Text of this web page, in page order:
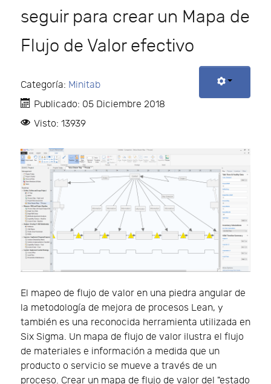
seguir para crear un Mapa de
Flujo de Valor efectivo
Categoría: Minitab
Publicado: 05 Diciembre 2018
Visto: 13939
El mapeo de flujo de valor en una piedra angular de
la metodología de mejora de procesos Lean, y
también es una reconocida herramienta utilizada en
Six Sigma. Un mapa de flujo de valor ilustra el flujo
de materiales e información a medida que un
producto o servicio se mueve a través de un
proceso. Crear un mapa de flujo de valor del "estado